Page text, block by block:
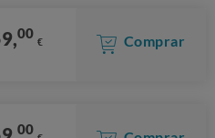
00 € Comprar
00